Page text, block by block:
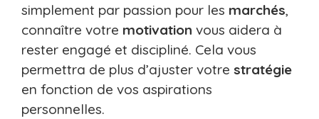
simplement par passion pour les marchés,
connaître votre motivation vous aidera à
rester engagé et discipliné. Cela vous
permettra de plus d’ajuster votre stratégie
en fonction de vos aspirations
personnelles.